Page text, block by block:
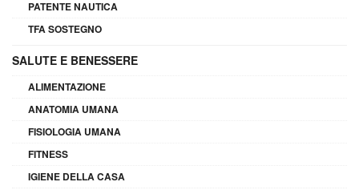
PATENTE NAUTICA
TFA SOSTEGNO
SALUTE E BENESSERE
ALIMENTAZIONE
ANATOMIA UMANA
FISIOLOGIA UMANA
FITNESS
IGIENE DELLA CASA